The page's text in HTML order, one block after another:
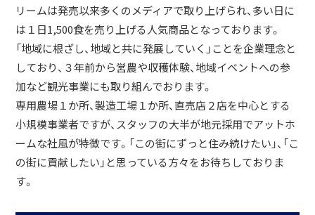
リームは発売以来多くのメディアで取り上げられ、多い日に
は１日1,500食を売り上げる人気商品となっております。
「地域に根ざし、地域と共に発展していく」ことを企業理念と
しており、３年前から営農や収穫体験、地域イベントへの参
加など観光事業にも取り組んでおります。
専用農場１か所、製造工場１か所、直売店２店を中心とする
小規模事業者ですが、スタッフの大半が地元採用でアットホ
ームな社風が特徴です。「この街にずっと住み続けたい」、「こ
の街に貢献したい」と思っている方々をお待ちしておりま
す。